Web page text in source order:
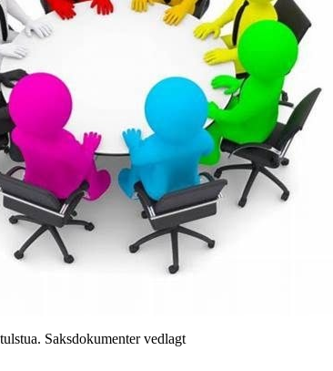
Saksdokumenter vedlagt